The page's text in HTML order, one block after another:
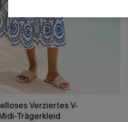
Verziertes V-
Trägerkleid